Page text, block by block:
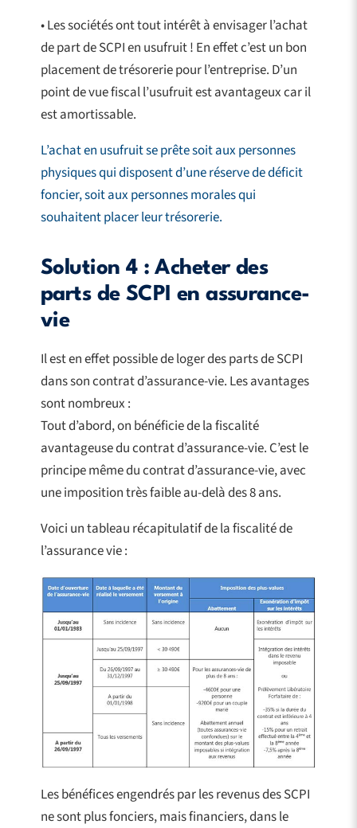
• Les sociétés ont tout intérêt à envisager l’achat
de part de SCPI en usufruit ! En effet c’est un bon
placement de trésorerie pour l’entreprise. D’un
point de vue fiscal l’usufruit est avantageux car il
est amortissable.
L’achat en usufruit se prête soit aux personnes
physiques qui disposent d’une réserve de déficit
foncier, soit aux personnes morales qui
souhaitent placer leur trésorerie.
Solution 4 : Acheter des
parts de SCPI en assurance-
vie
Il est en effet possible de loger des parts de SCPI
dans son contrat d’assurance-vie. Les avantages
sont nombreux :
Tout d’abord, on bénéficie de la fiscalité
avantageuse du contrat d’assurance-vie. C’est le
principe même du contrat d’assurance-vie, avec
une imposition très faible au-delà des 8 ans.
Voici un tableau récapitulatif de la fiscalité de
l’assurance vie :
Les bénéfices engendrés par les revenus des SCPI
ne sont plus fonciers, mais financiers, dans le